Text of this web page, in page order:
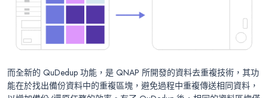
而全新的 QuDedup 功能，是 QNAP 所開發的資料去重複技術，其功
能在於找出備份資料中的重複區塊，避免過程中重複傳送相同資料，